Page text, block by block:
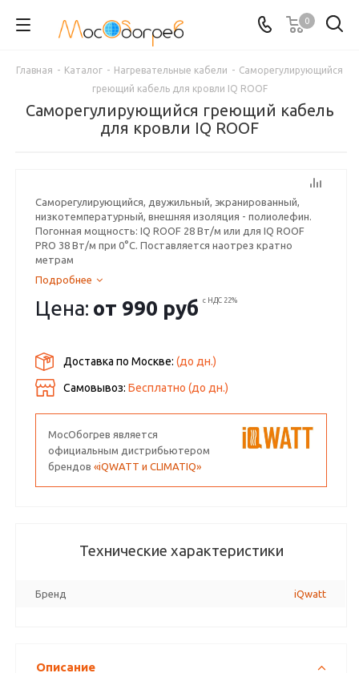
0
Главная - Каталог - Нагревательные кабели - Саморегулирующийся
греющий кабель для кровли IQ ROOF
Саморегулирующийся греющий кабель
для кровли IQ ROOF
Саморегулирующийся, двужильный, экранированный,
низкотемпературный, внешняя изоляция - полиолефин.
Погонная мощность: IQ ROOF 28 Вт/м или для IQ ROOF
PRO 38 Вт/м при 0°С. Поставляется наотрез кратно
метрам
Подробнее
Цена: от 990 руб с НДС 22%
Доставка по Москве:(до дн.)
Самовывоз:Бесплатно (до дн.)
МосОбогрев является
официальным дистрибьютером
брендов«iQWATT и CLIMATIQ»
Технические характеристики
Бренд iQwatt
Описание